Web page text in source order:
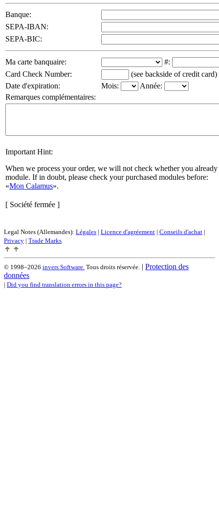
Banque:
SEPA-IBAN:
SEPA-BIC:
Ma carte banquaire:
#:
Card Check Number:
(see backside of credit card)
Date d'expiration:
Mois:
Année:
Remarques complémentaires:
Important Hint:
When we process your order, we will not check whether you already
module. If in doubt, please check your purchased modules before:
Mon Calamus .
[ Société fermée ]
Legal Notes (Allemandes): Légales | Licence d'agréement | Conseils d'achat |
Privacy | Trade Marks
© 1998–2026 invers Software. Tous droits réservée. | Protection des
données
| Did you find translation errors in this page?